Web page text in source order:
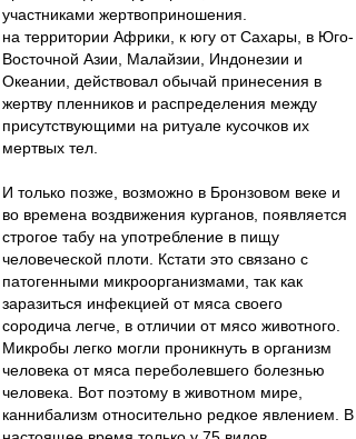
участниками жертвоприношения.
на территории Африки, к югу от Сахары, в Юго-
Восточной Азии, Малайзии, Индонезии и
Океании, действовал обычай принесения в
жертву пленников и распределения между
присутствующими на ритуале кусочков их
мертвых тел.
И только позже, возможно в Бронзовом веке и
во времена воздвижения курганов, появляется
строгое табу на употребление в пищу
человеческой плоти. Кстати это связано с
патогенными микроорганизмами, так как
заразиться инфекцией от мяса своего
сородича легче, в отличии от мясо животного.
Микробы легко могли проникнуть в организм
человека от мяса переболевшего болезнью
человека. Вот поэтому в животном мире,
каннибализм относительно редкое явлением. В